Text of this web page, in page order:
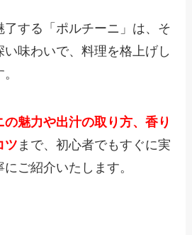
する「ポルチーニ」は、そ
味わいで、料理を格上げし
の魅力や出汁の取り方、香り
ツ まで、初心者でもすぐに実
ご紹介いたします。